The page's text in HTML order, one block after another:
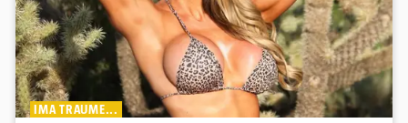
IMA TRAUME...